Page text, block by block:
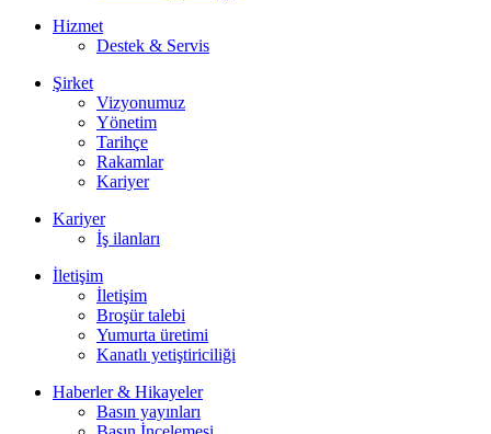
Hizmet
Destek & Servis
Şirket
Vizyonumuz
Yönetim
Tarihçe
Rakamlar
Kariyer
Kariyer
İş ilanları
İletişim
İletişim
Broşür talebi
Yumurta üretimi
Kanatlı yetiştiriciliği
Haberler & Hikayeler
Basın yayınları